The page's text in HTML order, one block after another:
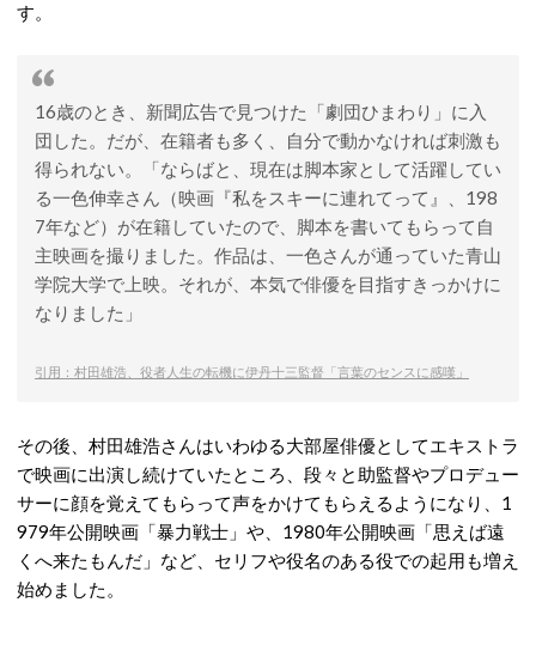
す。
16歳のとき、新聞広告で見つけた「劇団ひまわり」に入
団した。だが、在籍者も多く、自分で動かなければ刺激も
得られない。「ならばと、現在は脚本家として活躍してい
る一色伸幸さん（映画『私をスキーに連れてって』、198
7年など）が在籍していたので、脚本を書いてもらって自
主映画を撮りました。作品は、一色さんが通っていた青山
学院大学で上映。それが、本気で俳優を目指すきっかけに
なりました」
引用：村田雄浩、役者人生の転機に伊丹十三監督「言葉のセンスに感嘆」
その後、村田雄浩さんはいわゆる大部屋俳優としてエキストラ
で映画に出演し続けていたところ、段々と助監督やプロデュー
サーに顔を覚えてもらって声をかけてもらえるようになり、1
979年公開映画「暴力戦士」や、1980年公開映画「思えば遠
くへ来たもんだ」など、セリフや役名のある役での起用も増え
始めました。